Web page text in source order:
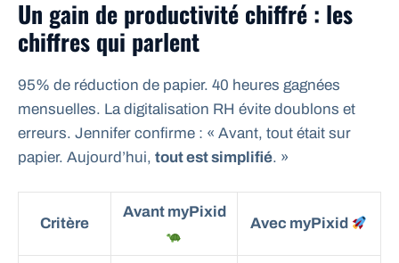
Un gain de productivité chiffré : les
chiffres qui parlent
95% de réduction de papier. 40 heures gagnées
mensuelles. La digitalisation RH évite doublons et
erreurs. Jennifer confirme : « Avant, tout était sur
papier. Aujourd’hui, tout est simplifié. »
Critère
Avant myPixid
Avec myPixid